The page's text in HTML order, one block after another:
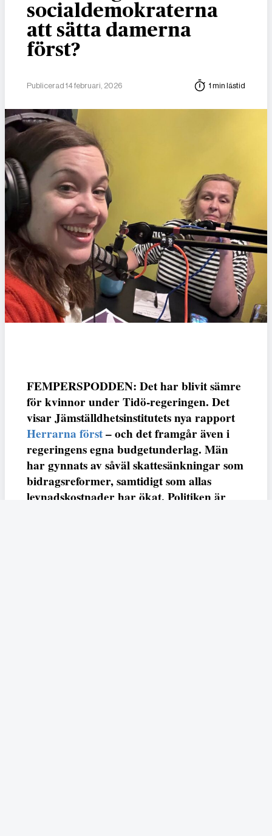
socialdemokraterna
att sätta damerna
först?
Publicerad 14 februari, 2026 1 min lästid
FEMPERSPODDEN: Det har blivit sämre
för kvinnor under Tidö-regeringen. Det
visar Jämställdhetsinstitutets nya rapport
Herrarna först– och det framgår även i
regeringens egna budgetunderlag. Män
har gynnats av såväl skattesänkningar som
bidragsreformer, samtidigt som allas
levnadskostnader har ökat. Politiken är